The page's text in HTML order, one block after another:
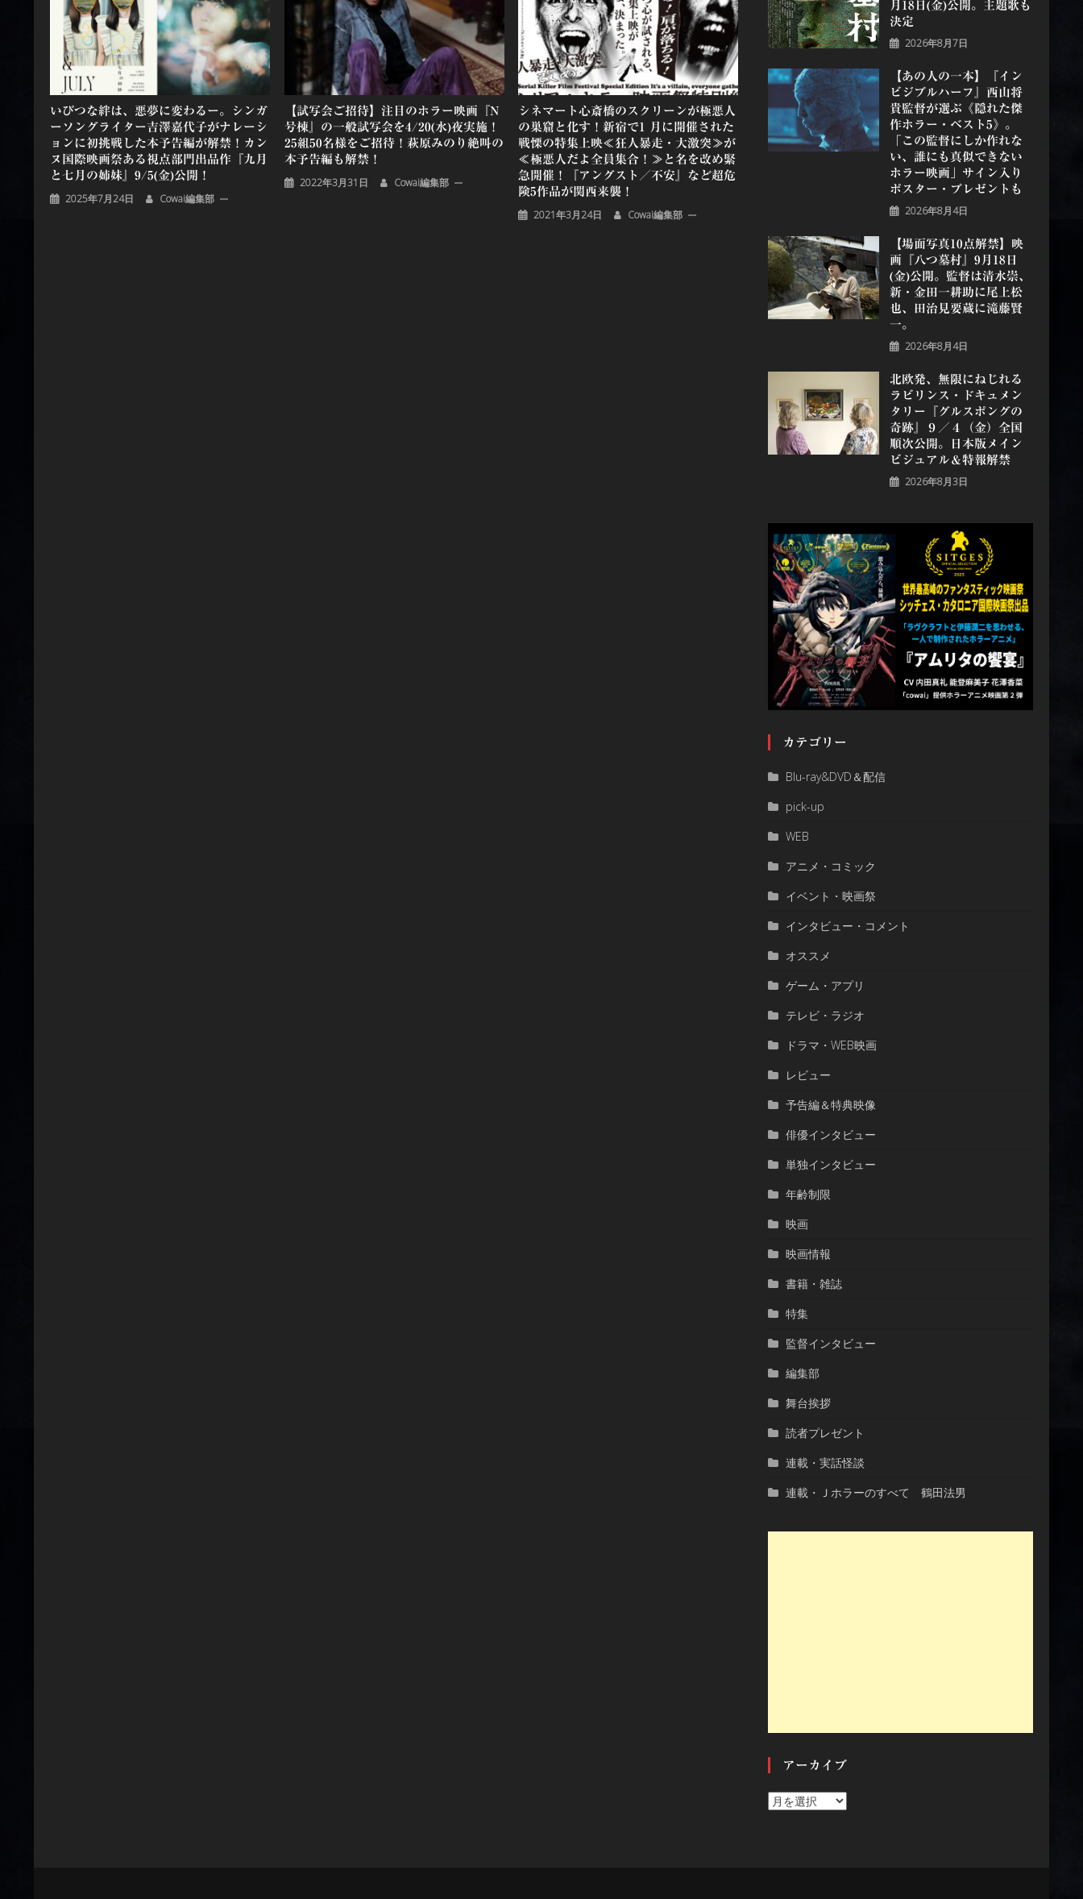
ョ
ン
いびつな絆は、悪夢に変わるー。シンガ
ーソングライター吉澤嘉代⼦がナレーシ
ョンに初挑戦した本予告編が解禁！カン
ヌ国際映画祭ある視点部門出品作『九月
と七月の姉妹』9/5(金)公開！
2025年7月24日 Cowai編集部
【試写会ご招待】注目のホラー映画『N
号棟』の一般試写会を4/20(水)夜実施！
25組50名様をご招待！萩原みのり絶叫の
本予告編も解禁！
2022年3月31日 Cowai編集部
シネマート心斎橋のスクリーンが極悪人
の巣窟と化す！新宿で1 月に開催された
戦慄の特集上映≪狂人暴走・大激突≫が
≪極悪人だよ全員集合！≫と名を改め緊
急開催！『アングスト／不安』など超危
険5作品が関西来襲！
2021年3月24日 Cowai編集部
月18日(金)公開。主題歌も
決定
2026年8月7日
【あの人の一本】『イン
ビジブルハーフ』⻄⼭将
貴監督が選ぶ《隠れた傑
作ホラー・ベスト5》。
「この監督にしか作れな
い、誰にも真似できない
ホラー映画」サイン入り
ポスター・プレゼントも
2026年8月4日
【場面写真10点解禁】映
画『八つ墓村』9月18日
(金)公開。監督は清水崇、
新・金田一耕助に尾上松
也、田治見要蔵に滝藤賢
一。
2026年8月4日
北欧発、無限にねじれる
ラビリンス・ドキュメン
タリー『グルスポングの
奇跡』９／４（金）全国
順次公開。日本版メイン
ビジュアル＆特報解禁
2026年8月3日
カテゴリー
Blu-ray&DVD＆配信
pick-up
WEB
アニメ・コミック
イベント・映画祭
インタビュー・コメント
オススメ
ゲーム・アプリ
テレビ・ラジオ
ドラマ・WEB映画
レビュー
予告編＆特典映像
俳優インタビュー
単独インタビュー
年齢制限
映画
映画情報
書籍・雑誌
特集
監督インタビュー
編集部
舞台挨拶
読者プレゼント
連載・実話怪談
連載・Ｊホラーのすべて 鶴田法男
アーカイブ
ア